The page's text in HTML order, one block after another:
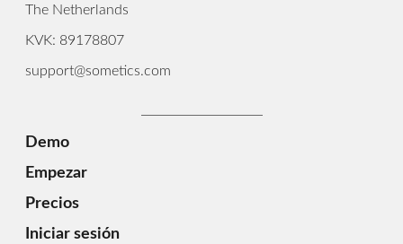
The Netherlands
KVK: 89178807
support@sometics.com
Demo
Empezar
Precios
Iniciar sesión